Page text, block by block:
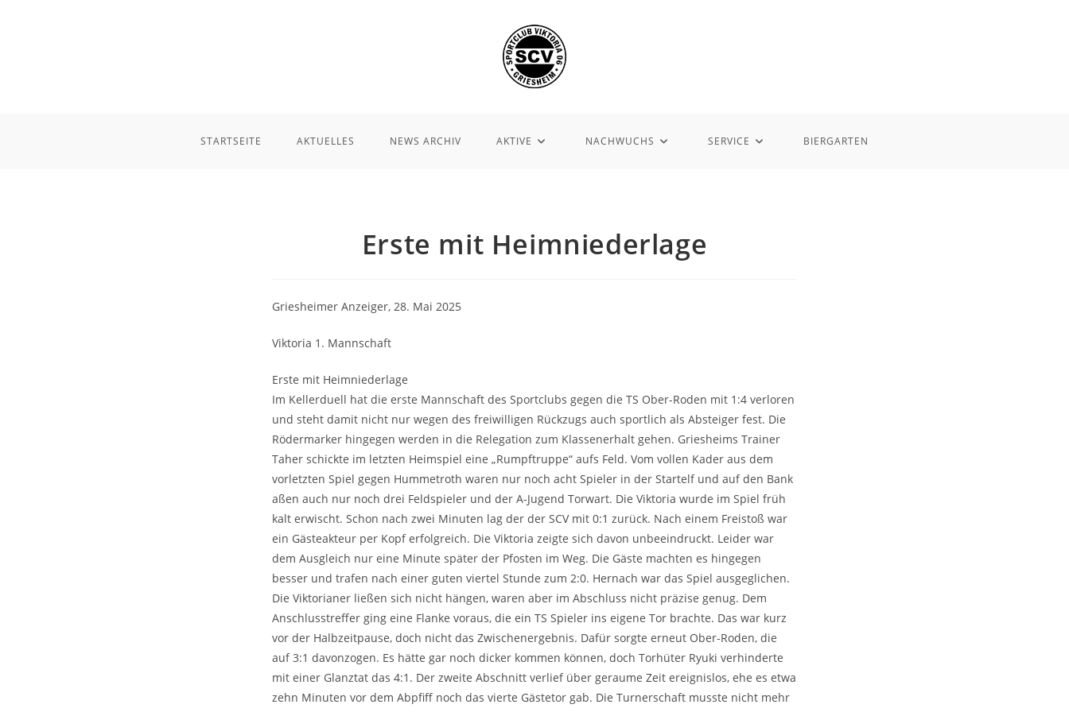
STARTSEITE AKTUELLES NEWS ARCHIV AKTIVE NACHWUCHS SERVICE BIERGARTEN
Erste mit Heimniederlage
Griesheimer Anzeiger, 28. Mai 2025
Viktoria 1. Mannschaft
Erste mit Heimniederlage
Im Kellerduell hat die erste Mannschaft des Sportclubs gegen die TS Ober-Roden mit 1:4 verloren
und steht damit nicht nur wegen des freiwilligen Rückzugs auch sportlich als Absteiger fest. Die
Rödermarker hingegen werden in die Relegation zum Klassenerhalt gehen. Griesheims Trainer
Taher schickte im letzten Heimspiel eine „Rumpftruppe“ aufs Feld. Vom vollen Kader aus dem
vorletzten Spiel gegen Hummetroth waren nur noch acht Spieler in der Startelf und auf den Bank
aßen auch nur noch drei Feldspieler und der A-Jugend Torwart. Die Viktoria wurde im Spiel früh
kalt erwischt. Schon nach zwei Minuten lag der der SCV mit 0:1 zurück. Nach einem Freistoß war
ein Gästeakteur per Kopf erfolgreich. Die Viktoria zeigte sich davon unbeeindruckt. Leider war
dem Ausgleich nur eine Minute später der Pfosten im Weg. Die Gäste machten es hingegen
besser und trafen nach einer guten viertel Stunde zum 2:0. Hernach war das Spiel ausgeglichen.
Die Viktorianer ließen sich nicht hängen, waren aber im Abschluss nicht präzise genug. Dem
Anschlusstreffer ging eine Flanke voraus, die ein TS Spieler ins eigene Tor brachte. Das war kurz
vor der Halbzeitpause, doch nicht das Zwischenergebnis. Dafür sorgte erneut Ober-Roden, die
auf 3:1 davonzogen. Es hätte gar noch dicker kommen können, doch Torhüter Ryuki verhinderte
mit einer Glanztat das 4:1. Der zweite Abschnitt verlief über geraume Zeit ereignislos, ehe es etwa
zehn Minuten vor dem Abpfiff noch das vierte Gästetor gab. Die Turnerschaft musste nicht mehr